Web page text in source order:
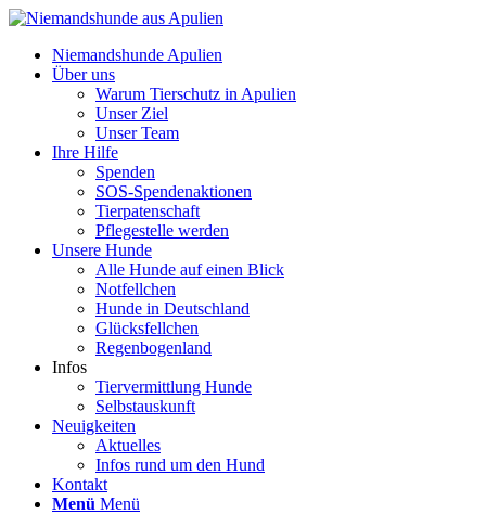
Niemandshunde Apulien
Über uns
Warum Tierschutz in Apulien
Unser Ziel
Unser Team
Ihre Hilfe
Spenden
SOS-Spendenaktionen
Tierpatenschaft
Pflegestelle werden
Unsere Hunde
Alle Hunde auf einen Blick
Notfellchen
Hunde in Deutschland
Glücksfellchen
Regenbogenland
Infos
Tiervermittlung Hunde
Selbstauskunft
Neuigkeiten
Aktuelles
Infos rund um den Hund
Kontakt
Menü Menü